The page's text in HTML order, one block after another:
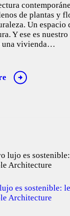
de plantas y
Un espacio
Y ese es
una vivienda…
es sostenible:
Architecture